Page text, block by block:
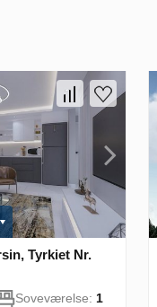
Tyrkiet Nr.
Soveværelse: 1